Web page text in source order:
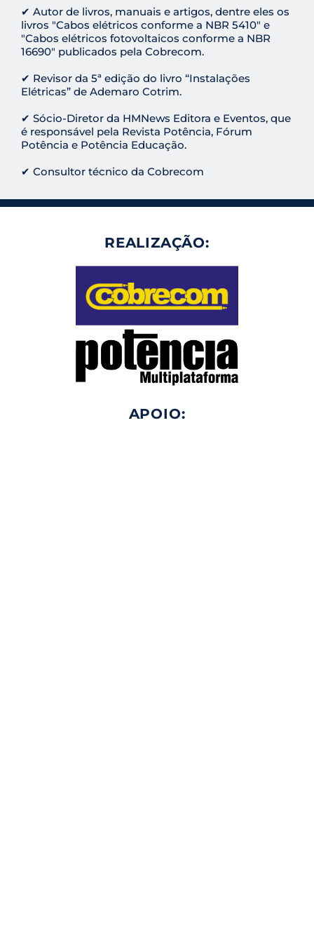
✔ Autor de livros, manuais e artigos, dentre eles os
livros "Cabos elétricos conforme a NBR 5410" e
"Cabos elétricos fotovoltaicos conforme a NBR
16690" publicados pela Cobrecom.
✔ Revisor da 5ª edição do livro “Instalações
Elétricas” de Ademaro Cotrim.
✔ Sócio-Diretor da HMNews Editora e Eventos, que
é responsável pela Revista Potência, Fórum
Potência e Potência Educação.
✔ Consultor técnico da Cobrecom
REALIZAÇÃO:
APOIO: